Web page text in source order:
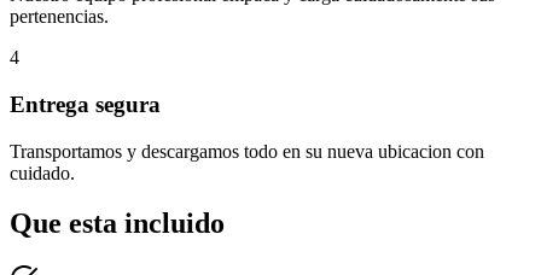
pertenencias.
4
Entrega segura
Transportamos y descargamos todo en su nueva ubicacion con
cuidado.
Que esta incluido